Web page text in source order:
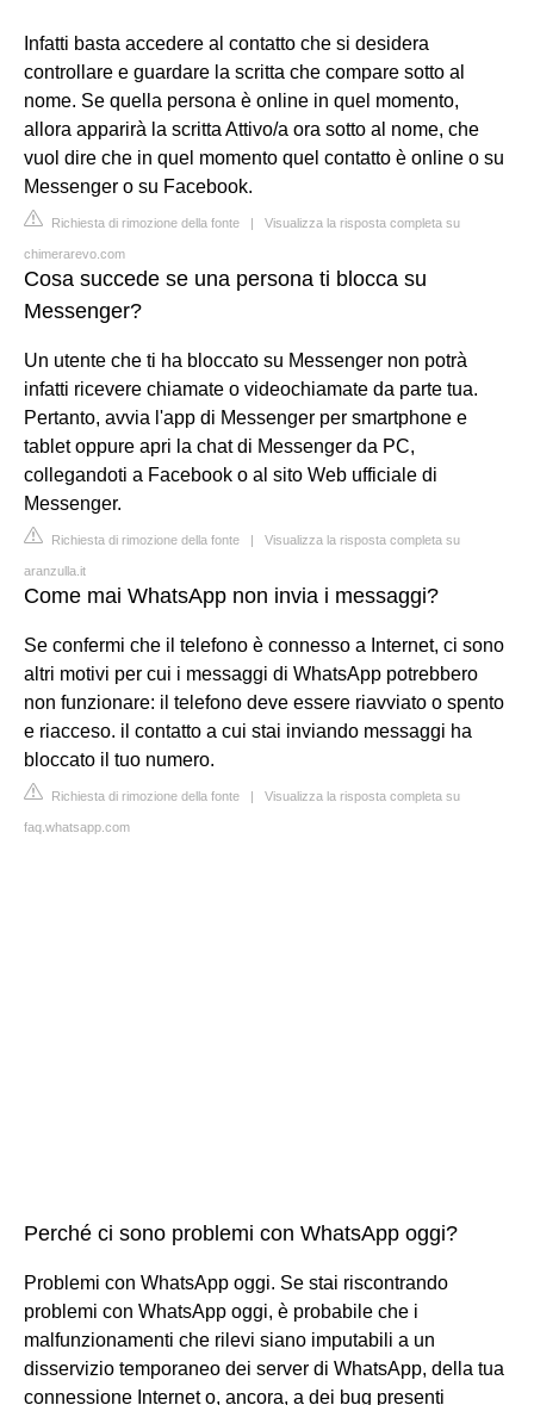
Infatti basta accedere al contatto che si desidera
controllare e guardare la scritta che compare sotto al
nome. Se quella persona è online in quel momento,
allora apparirà la scritta Attivo/a ora sotto al nome, che
vuol dire che in quel momento quel contatto è online o su
Messenger o su Facebook.
Richiesta di rimozione della fonte | Visualizza la risposta completa su
chimerarevo.com
Cosa succede se una persona ti blocca su
Messenger?
Un utente che ti ha bloccato su Messenger non potrà
infatti ricevere chiamate o videochiamate da parte tua.
Pertanto, avvia l'app di Messenger per smartphone e
tablet oppure apri la chat di Messenger da PC,
collegandoti a ‌Facebook o al sito Web ufficiale di
Messenger.
Richiesta di rimozione della fonte | Visualizza la risposta completa su
aranzulla.it
Come mai WhatsApp non invia i messaggi?
Se confermi che il telefono è connesso a Internet, ci sono
altri motivi per cui i messaggi di WhatsApp potrebbero
non funzionare: il telefono deve essere riavviato o spento
e riacceso. il contatto a cui stai inviando messaggi ha
bloccato il tuo numero.
Richiesta di rimozione della fonte | Visualizza la risposta completa su
faq.whatsapp.com
Perché ci sono problemi con WhatsApp oggi?
Problemi con WhatsApp oggi. Se stai riscontrando
problemi con WhatsApp oggi, è probabile che i
malfunzionamenti che rilevi siano imputabili a un
disservizio temporaneo dei server di WhatsApp, della tua
connessione Internet o, ancora, a dei bug presenti